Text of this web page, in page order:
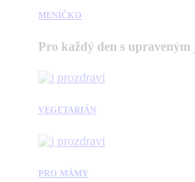
MENÍČKO
Pro každý den s upraveným
VEGETARIÁN
PRO MÁMY